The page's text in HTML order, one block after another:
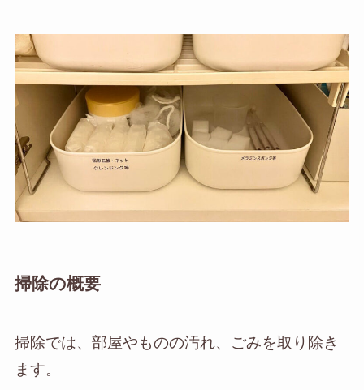
掃除の概要
掃除では、部屋やものの汚れ、ごみを取り除き
ます。